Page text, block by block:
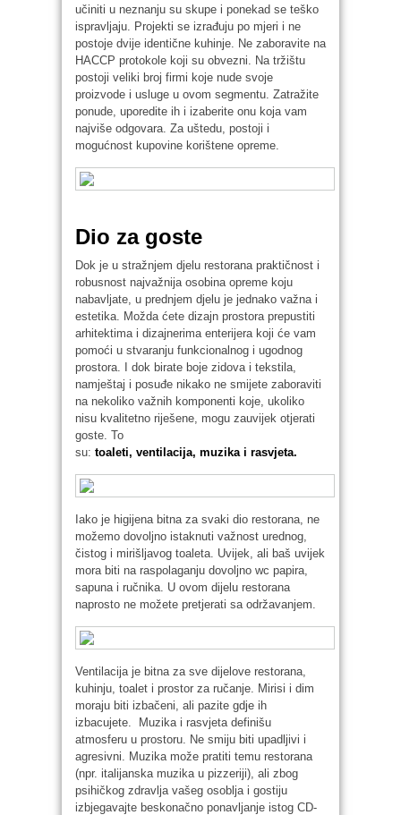
učiniti u neznanju su skupe i ponekad se teško
ispravljaju. Projekti se izrađuju po mjeri i ne
postoje dvije identične kuhinje. Ne zaboravite na
HACCP protokole koji su obvezni. Na tržištu
postoji veliki broj firmi koje nude svoje
proizvode i usluge u ovom segmentu. Zatražite
ponude, uporedite ih i izaberite onu koja vam
najviše odgovara. Za uštedu, postoji i
mogućnost kupovine korištene opreme.
Dio za goste
Dok je u stražnjem djelu restorana praktičnost i
robusnost najvažnija osobina opreme koju
nabavljate, u prednjem djelu je jednako važna i
estetika. Možda ćete dizajn prostora prepustiti
arhitektima i dizajnerima enterijera koji će vam
pomoći u stvaranju funkcionalnog i ugodnog
prostora. I dok birate boje zidova i tekstila,
namještaj i posuđe nikako ne smijete zaboraviti
na nekoliko važnih komponenti koje, ukoliko
nisu kvalitetno riješene, mogu zauvijek otjerati
goste. To
su: toaleti, ventilacija, muzika i rasvjeta.
Iako je higijena bitna za svaki dio restorana, ne
možemo dovoljno istaknuti važnost urednog,
čistog i mirišljavog toaleta. Uvijek, ali baš uvijek
mora biti na raspolaganju dovoljno wc papira,
sapuna i ručnika. U ovom dijelu restorana
naprosto ne možete pretjerati sa održavanjem.
Ventilacija je bitna za sve dijelove restorana,
kuhinju, toalet i prostor za ručanje. Mirisi i dim
moraju biti izbačeni, ali pazite gdje ih
izbacujete. Muzika i rasvjeta definišu
atmosferu u prostoru. Ne smiju biti upadljivi i
agresivni. Muzika može pratiti temu restorana
(npr. italijanska muzika u pizzeriji), ali zbog
psihičkog zdravlja vašeg osoblja i gostiju
izbjegavajte beskonačno ponavljanje istog CD-